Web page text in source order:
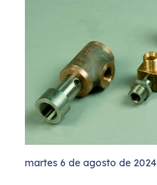
martes 6 de agosto de 2024